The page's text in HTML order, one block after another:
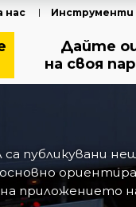
нас Инструменти
Дайте
на своя
са публикувани
приложението